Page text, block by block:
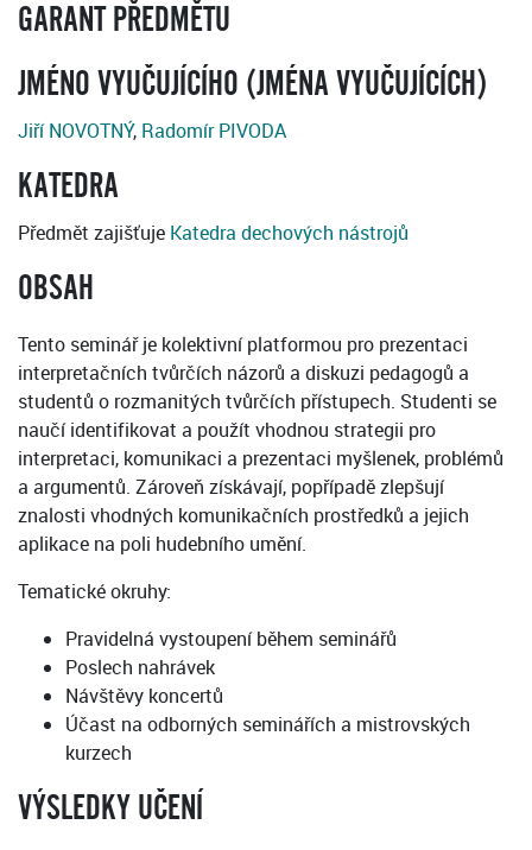
GARANT PŘEDMĚTU
JMÉNO VYUČUJÍCÍHO (JMÉNA VYUČUJÍCÍCH)
Jiří NOVOTNÝ, Radomír PIVODA
KATEDRA
Předmět zajišťuje Katedra dechových nástrojů
OBSAH
Tento seminář je kolektivní platformou pro prezentaci
interpretačních tvůrčích názorů a diskuzi pedagogů a
studentů o rozmanitých tvůrčích přístupech. Studenti se
naučí identifikovat a použít vhodnou strategii pro
interpretaci, komunikaci a prezentaci myšlenek, problémů
a argumentů. Zároveň získávají, popřípadě zlepšují
znalosti vhodných komunikačních prostředků a jejich
aplikace na poli hudebního umění.
Tematické okruhy:
Pravidelná vystoupení během seminářů
Poslech nahrávek
Návštěvy koncertů
Účast na odborných seminářích a mistrovských
kurzech
VÝSLEDKY UČENÍ